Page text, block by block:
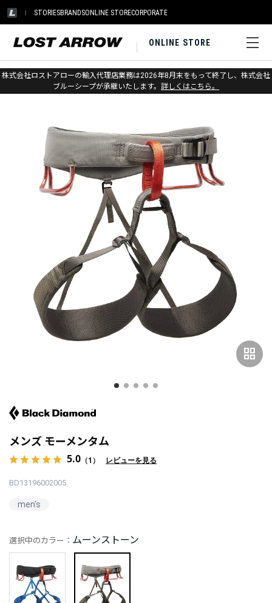
STORIESBRANDSONLINE STORECORPORATE
ONLINE STORE
株式会社ロストアローの輸入代理店業務は2026年8月末をもって終了し、株式会社
ブルーシープが承継いたします。 詳しくはこちら。
ホーム > ブラックダイヤモンド > クライミング > ハーネス
grid_view
メンズ モーメンタム
5.0 （1） レビューを見る
BD13196002005
men's
選択中のカラー： ムーンストーン